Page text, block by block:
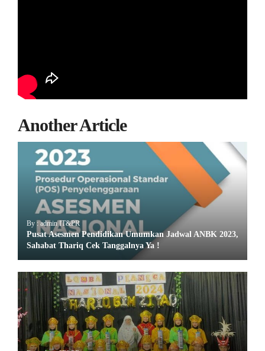
Another Article
By : admin IT&PR
Pusat Asesmen Pendidikan Umumkan Jadwal ANBK 2023,
Sahabat Thariq Cek Tanggalnya Ya !